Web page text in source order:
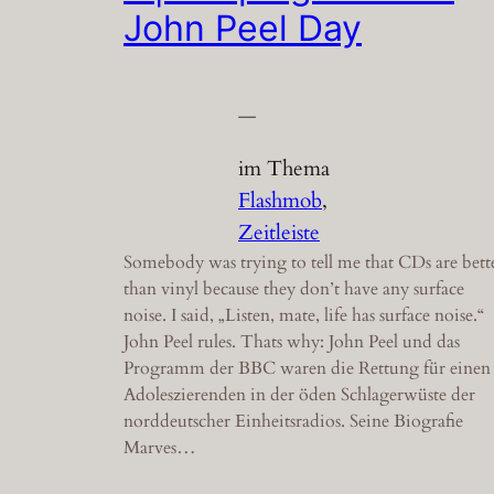
John Peel Day
—
im Thema
Flashmob
Zeitleiste
Somebody was trying to tell me that CDs are
than vinyl because they don’t have any surface
noise. I said, „Listen, mate, life has surface noise.“
John Peel rules. Thats why: John Peel und das
Programm der BBC waren die Rettung für einen
Adoleszierenden in der öden Schlagerwüste der
norddeutscher Einheitsradios. Seine Biografie
Marves…